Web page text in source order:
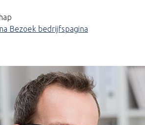
Bezoek bedrijfspagina